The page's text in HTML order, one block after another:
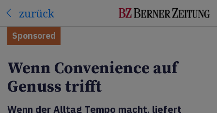
zurück
Sponsored
Wenn Convenience auf
Genuss trifft
Wenn der Alltag Tempo macht, liefert